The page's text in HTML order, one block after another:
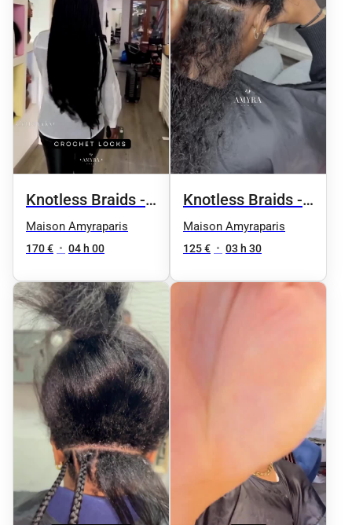
Knotless Braids -
Taille 5 / taille
Maison Amyraparis
170 € • 04 h 00
Knotless Braids -
Taille 2 /
omoplates
Maison Amyraparis
125 € • 03 h 30